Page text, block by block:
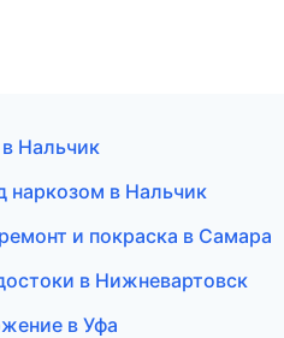
Нальчик
наркозом в Нальчик
и покраска в Самара
в Нижневартовск
в Уфа